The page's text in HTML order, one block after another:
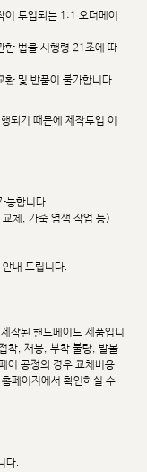
이 투입되는 1:1 오더메이
한 법률 시행령 21조에 따
환 및 반품이 불가합니다.
되기 때문에 제작투입 이
능합니다.
체, 가죽 염색 작업 등)
내 드립니다.
작된 핸드메이드 제품입니
착, 재봉, 부착 불량, 발볼
어 공정의 경우 교체비용
페이지에서 확인하실 수
다.